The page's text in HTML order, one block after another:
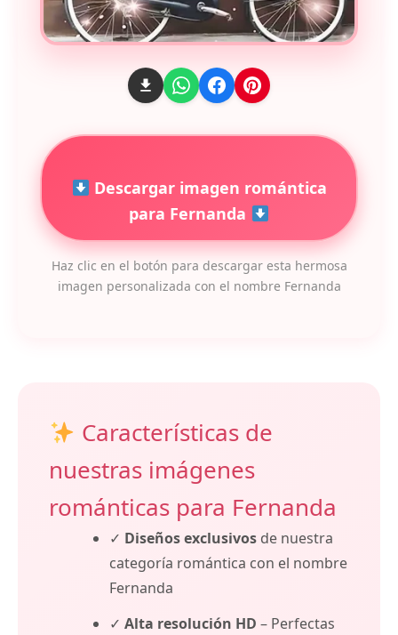
Descargar imagen romántica
para Fernanda
Haz clic en el botón para descargar esta hermosa
imagen personalizada con el nombre Fernanda
Características de
nuestras imágenes
románticas para Fernanda
✓ Diseños exclusivos de nuestra
categoría romántica con el nombre
Fernanda
✓ Alta resolución HD – Perfectas